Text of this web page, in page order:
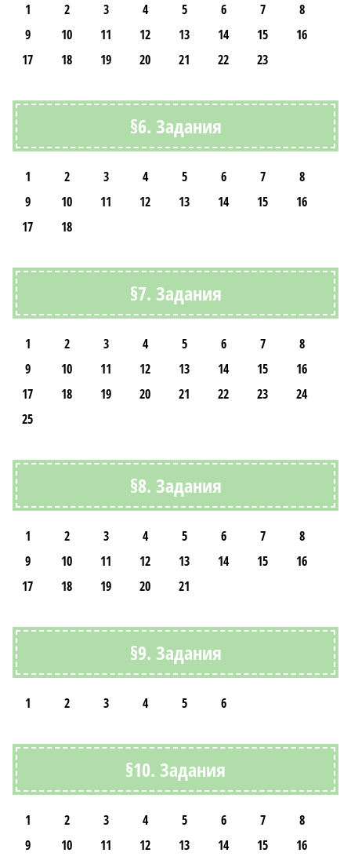
1 2 3 4 5 6 7
8
9
10 11 12 13 14 15
16
17
18 19 20 21 22 23
§6. Задания
1 2 3 4 5 6 7
8
9
10 11 12 13 14 15
16
17
18
§7. Задания
1 2 3 4 5 6 7
8
9
10 11 12 13 14 15
16
17
18 19 20 21 22 23
24
25
§8. Задания
1 2 3 4 5 6 7
8
9
10 11 12 13 14 15
16
17
18 19 20 21
§9. Задания
1 2 3 4 5 6
§10. Задания
1 2 3 4 5 6 7
8
9
10 11 12 13 14 15 16